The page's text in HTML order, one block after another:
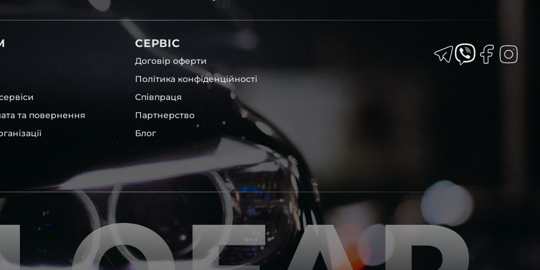
які будуть на 100 %
та унікальні.
офісі та оптовому
– на всіх
– для швидкої
будь-які
пару чи комплект.
перевіряють та
та повернення
СЕРВІС
Договір оферти
Політика конфіденційності
Співпраця
Партнерство
Блог